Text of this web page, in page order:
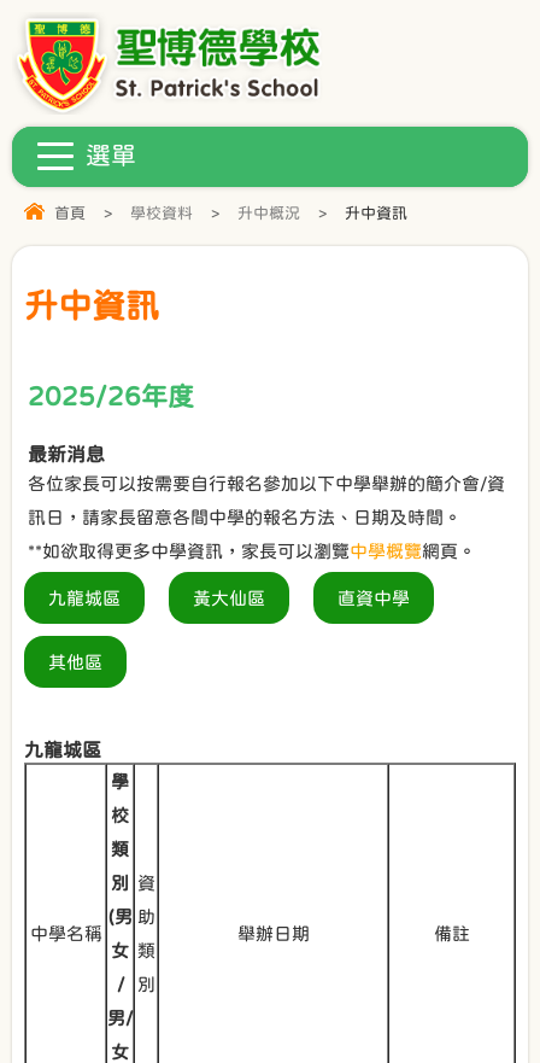
首頁 > 學校資料 > 升中概況 > 升中資訊
升中資訊
2025/26年度
最新消息
各位家長可以按需要自行報名參加以下中學舉辦的簡介會/資
訊日，請家長留意各間中學的報名方法、日期及時間。
**如欲取得更多中學資訊，家長可以瀏覽中學概覽網頁。
九龍城區 黃大仙區 直資中學
其他區
九龍城區
中學名稱
學
校
類
別
(男
女
/
男/
女
資
助
類
別
舉辦日期 備註